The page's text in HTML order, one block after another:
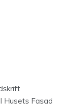
Husets Fasad